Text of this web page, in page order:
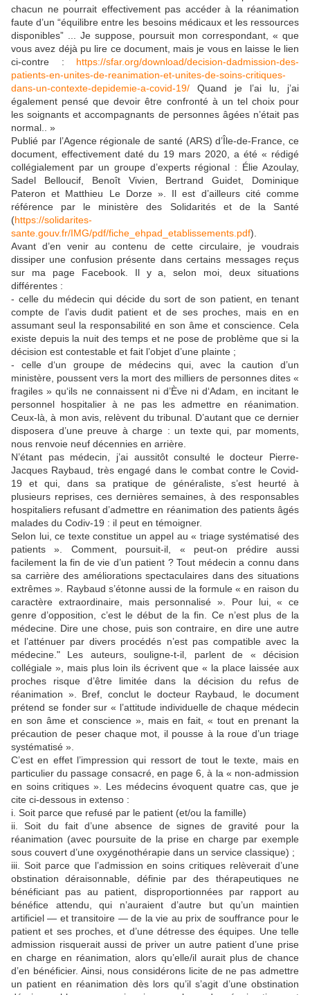
chacun ne pourrait effectivement pas accéder à la réanimation
faute d’un “équilibre entre les besoins médicaux et les ressources
disponibles” ... Je suppose, poursuit mon correspondant, « que
vous avez déjà pu lire ce document, mais je vous en laisse le lien
ci-contre : https://sfar.org/download/decision-dadmission-des-
patients-en-unites-de-reanimation-et-unites-de-soins-critiques-
dans-un-contexte-depidemie-a-covid-19/ Quand je l’ai lu, j’ai
également pensé que devoir être confronté à un tel choix pour
les soignants et accompagnants de personnes âgées n’était pas
normal.. »
Publié par l’Agence régionale de santé (ARS) d’Île-de-France, ce
document, effectivement daté du 19 mars 2020, a été « rédigé
collégialement par un groupe d’experts régional : Élie Azoulay,
Sadel Belloucif, Benoît Vivien, Bertrand Guidet, Dominique
Pateron et Matthieu Le Dorze ». Il est d’ailleurs cité comme
référence par le ministère des Solidarités et de la Santé
(https://solidarites-
sante.gouv.fr/IMG/pdf/fiche_ehpad_etablissements.pdf).
Avant d’en venir au contenu de cette circulaire, je voudrais
dissiper une confusion présente dans certains messages reçus
sur ma page Facebook. Il y a, selon moi, deux situations
différentes :
- celle du médecin qui décide du sort de son patient, en tenant
compte de l’avis dudit patient et de ses proches, mais en en
assumant seul la responsabilité en son âme et conscience. Cela
existe depuis la nuit des temps et ne pose de problème que si la
décision est contestable et fait l’objet d’une plainte ;
- celle d‘un groupe de médecins qui, avec la caution d’un
ministère, poussent vers la mort des milliers de personnes dites «
fragiles » qu‘ils ne connaissent ni d’Ève ni d‘Adam, en incitant le
personnel hospitalier à ne pas les admettre en réanimation.
Ceux-là, à mon avis, relèvent du tribunal. D’autant que ce dernier
disposera d’une preuve à charge : un texte qui, par moments,
nous renvoie neuf décennies en arrière.
N’étant pas médecin, j’ai aussitôt consulté le docteur Pierre-
Jacques Raybaud, très engagé dans le combat contre le Covid-
19 et qui, dans sa pratique de généraliste, s’est heurté à
plusieurs reprises, ces dernières semaines, à des responsables
hospitaliers refusant d’admettre en réanimation des patients âgés
malades du Codiv-19 : il peut en témoigner.
Selon lui, ce texte constitue un appel au « triage systématisé des
patients ». Comment, poursuit-il, « peut-on prédire aussi
facilement la fin de vie d’un patient ? Tout médecin a connu dans
sa carrière des améliorations spectaculaires dans des situations
extrêmes ». Raybaud s’étonne aussi de la formule « en raison du
caractère extraordinaire, mais personnalisé ». Pour lui, « ce
genre d’opposition, c’est le début de la fin. Ce n’est plus de la
médecine. Dire une chose, puis son contraire, en dire une autre
et l’atténuer par divers procédés n’est pas compatible avec la
médecine." Les auteurs, souligne-t-il, parlent de « décision
collégiale », mais plus loin ils écrivent que « la place laissée aux
proches risque d’être limitée dans la décision du refus de
réanimation ». Bref, conclut le docteur Raybaud, le document
prétend se fonder sur « l’attitude individuelle de chaque médecin
en son âme et conscience », mais en fait, « tout en prenant la
précaution de peser chaque mot, il pousse à la roue d’un triage
systématisé ».
C’est en effet l’impression qui ressort de tout le texte, mais en
particulier du passage consacré, en page 6, à la « non-admission
en soins critiques ». Les médecins évoquent quatre cas, que je
cite ci-dessous in extenso :
i. Soit parce que refusé par le patient (et/ou la famille)
ii. Soit du fait d’une absence de signes de gravité pour la
réanimation (avec poursuite de la prise en charge par exemple
sous couvert d’une oxygénothérapie dans un service classique) ;
iii. Soit parce que l’admission en soins critiques relèverait d’une
obstination déraisonnable, définie par des thérapeutiques ne
bénéficiant pas au patient, disproportionnées par rapport au
bénéfice attendu, qui n’auraient d’autre but qu’un maintien
artificiel — et transitoire — de la vie au prix de souffrance pour le
patient et ses proches, et d’une détresse des équipes. Une telle
admission risquerait aussi de priver un autre patient d’une prise
en charge en réanimation, alors qu’elle/il aurait plus de chance
d’en bénéficier. Ainsi, nous considérons licite de ne pas admettre
un patient en réanimation dès lors qu’il s’agit d’une obstination